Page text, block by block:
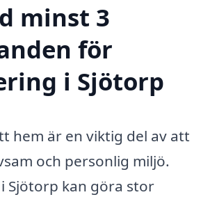
minst 3
för
i Sjötorp
hem är en viktig del av att
och personlig miljö.
Sjötorp kan göra stor